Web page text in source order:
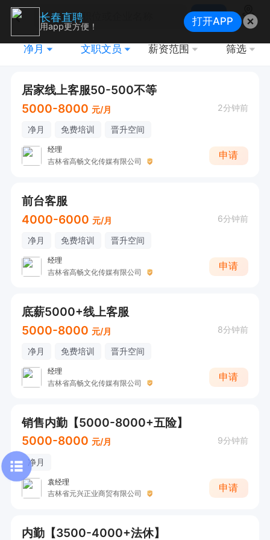
搜索
地图
净月 文职文员 薪资范围 筛选
居家线上客服50-500不等
5000-8000 元/月 2分钟前
净月 免费培训 晋升空间
经理
吉林省高畅文化传媒有限公司
申请
前台客服
4000-6000 元/月 6分钟前
净月 免费培训 晋升空间
经理
吉林省高畅文化传媒有限公司
申请
底薪5000+线上客服
5000-8000 元/月 8分钟前
净月 免费培训 晋升空间
经理
吉林省高畅文化传媒有限公司
申请
销售内勤【5000-8000+五险】
5000-8000 元/月 9分钟前
净月
袁经理
吉林省元兴正业商贸有限公司
申请
内勤【3500-4000+法休】
长春直聘
用app更方便！ 打开APP